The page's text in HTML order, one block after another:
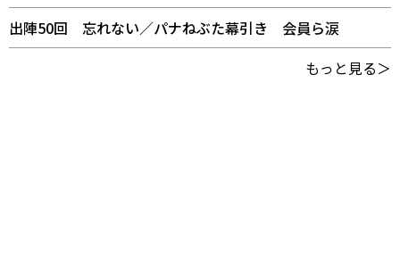
出陣50回 忘れない／パナねぶた幕引き 会員ら涙
もっと見る＞